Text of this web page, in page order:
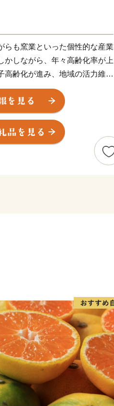
も窯業といった個性的な産業
かしながら、年々高齢化率が上
高齢化が進み、地域の活力維持
地域の活性化や安心して暮らせ
かな地域づくりになお一層努め
生した九州北部豪雨により甚
農地も失われ、自然豊かな山里
中、全国より温かいご支援をい